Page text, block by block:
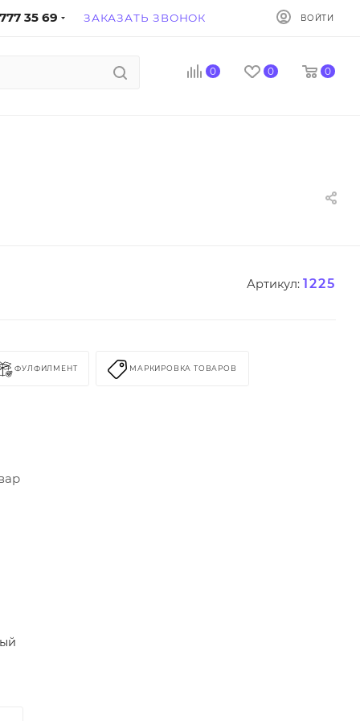
35 69 ЗАКАЗАТЬ ЗВОНОК ВОЙТИ
0 0 0
Артикул: 1225
ФУЛФИЛМЕНТ МАРКИРОВКА ТОВАРОВ